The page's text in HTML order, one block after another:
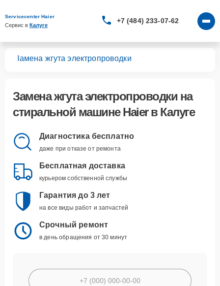
Servicecenter Haier
Сервис в Калуге
+7 (484) 233-07-62
Замена жгута электропроводки
Замена жгута электропроводки на
стиральной машине Haier в Калуге
Диагностика бесплатно
даже при отказе от ремонта
Бесплатная доставка
курьером собственной службы
Гарантия до 3 лет
на все виды работ и запчастей
Срочный ремонт
в день обращения от 30 минут